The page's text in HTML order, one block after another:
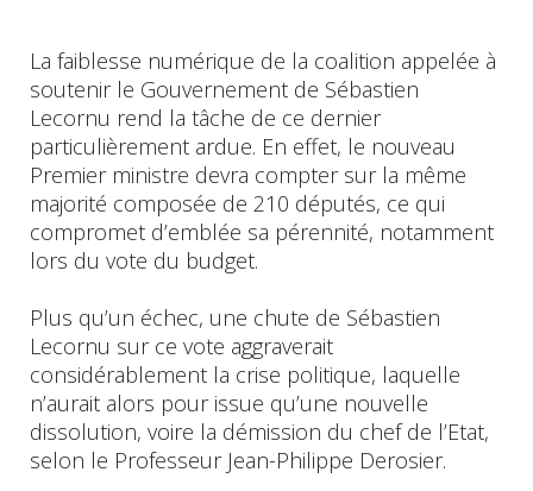
La faiblesse numérique de la coalition appelée à
soutenir le Gouvernement de Sébastien
Lecornu rend la tâche de ce dernier
particulièrement ardue. En effet, le nouveau
Premier ministre devra compter sur la même
majorité composée de 210 députés, ce qui
compromet d’emblée sa pérennité, notamment
lors du vote du budget.
Plus qu’un échec, une chute de Sébastien
Lecornu sur ce vote aggraverait
considérablement la crise politique, laquelle
n’aurait alors pour issue qu’une nouvelle
dissolution, voire la démission du chef de l’Etat,
selon le Professeur Jean-Philippe Derosier.